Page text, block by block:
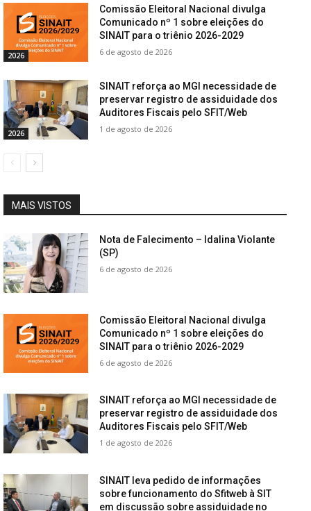
2026
Comissão Eleitoral Nacional divulga
Comunicado nº 1 sobre eleições do
SINAIT para o triênio 2026-2029
6 de agosto de 2026
2026
SINAIT reforça ao MGI necessidade de
preservar registro de assiduidade dos
Auditores Fiscais pelo SFIT/Web
1 de agosto de 2026
MAIS VISTOS
Nota de Falecimento – Idalina Violante
(SP)
6 de agosto de 2026
Comissão Eleitoral Nacional divulga
Comunicado nº 1 sobre eleições do
SINAIT para o triênio 2026-2029
6 de agosto de 2026
SINAIT reforça ao MGI necessidade de
preservar registro de assiduidade dos
Auditores Fiscais pelo SFIT/Web
1 de agosto de 2026
SINAIT leva pedido de informações
sobre funcionamento do Sfitweb à SIT
em discussão sobre assiduidade no